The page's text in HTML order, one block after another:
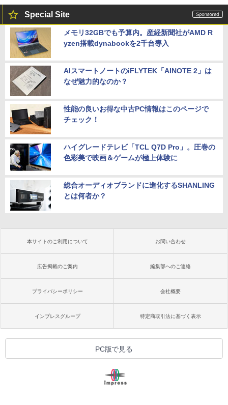
Special Site
メモリ32GBでも予算内。産経新聞社がAMD R
yzen搭載dynabookを2千台導入
AIスマートノートのiFLYTEK「AINOTE 2」は
なぜ魅力的なのか？
性能の良いお得な中古PC情報はこのページで
チェック！
ハイグレードテレビ「TCL Q7D Pro」。圧巻の
色彩美で映画＆ゲームが極上体験に
総合オーディオブランドに進化するSHANLING
とは何者か？
本サイトのご利用について お問い合わせ
広告掲載のご案内 編集部へのご連絡
プライバシーポリシー 会社概要
インプレスグループ 特定商取引法に基づく表示
PC版で見る